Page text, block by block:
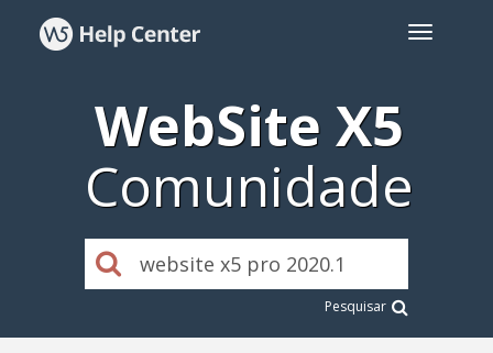
WebSite X5
Comunidade
Pesquisar